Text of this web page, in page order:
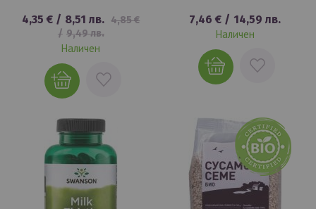
4,35 € / 8,51 лв. 4,85 €
/ 9,49 лв.
Наличен
ДОБАВИ
ЛЮБИМИ
7,46 € / 14,59 лв.
Наличен
ДОБАВИ